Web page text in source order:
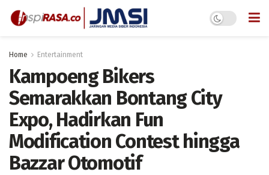
Home Entertainment
Kampoeng Bikers
Semarakkan Bontang City
Expo, Hadirkan Fun
Modification Contest hingga
Bazzar Otomotif